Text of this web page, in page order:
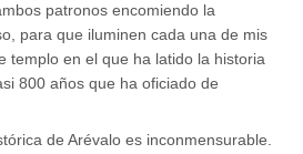
patronos encomiendo la
para que iluminen cada una de mis
templo en el que ha latido la historia
800 años que ha oficiado de
de Arévalo es inconmensurable.